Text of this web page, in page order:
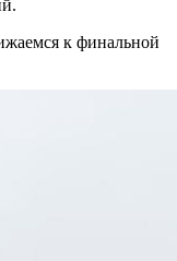
к финальной